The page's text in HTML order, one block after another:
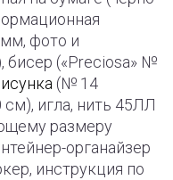
фото и
бисер («Preciosa» №
(№ 14
см), игла, нить 45ЛЛ
размеру
органайзер
инструкция по